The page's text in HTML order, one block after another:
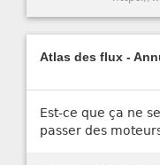
Atlas des flux -
Est-ce que ça ne
passer des